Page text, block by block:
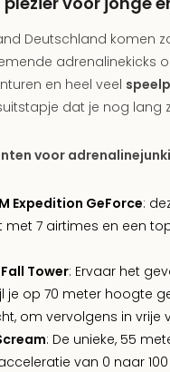
Deutschland komen
adrenalinekicks
en heel veel
dat je nog lang
voor
Expedition GeForce:
met 7 airtimes en een
Tower: Ervaar het
je op 70 meter hoogte
om vervolgens in vrije
: De unieke, 55
van 0 naar